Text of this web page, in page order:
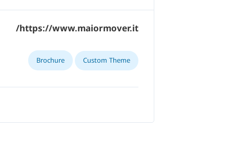
https://www.maiormover.it/
Custom Theme
Brochure